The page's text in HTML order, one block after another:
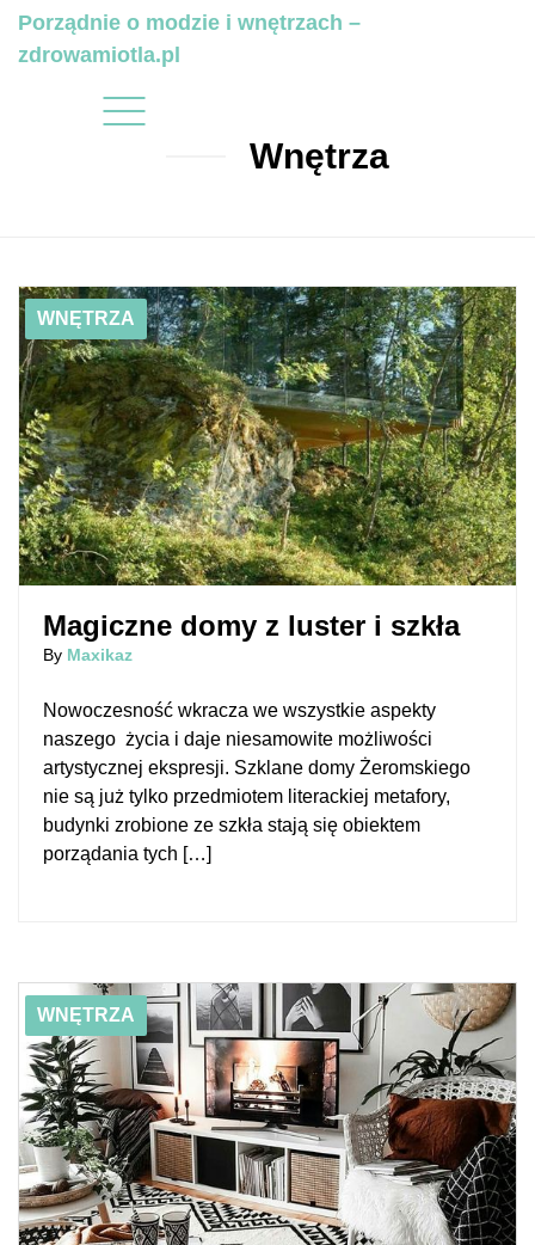
Porządnie o modzie i wnętrzach –
zdrowamiotla.pl
Wnętrza
Magiczne domy z luster i szkła
Magiczne domy z luster i szkła
01/16/2019
By Maxikaz
WNĘTRZA
Nowoczesność wkracza we wszystkie aspekty
naszego życia i daje niesamowite możliwości
artystycznej ekspresji. Szklane domy Żeromskiego
nie są już tylko przedmiotem literackiej metafory,
budynki zrobione ze szkła stają się obiektem
porządania tych […]
Styl scandi boho – inspiracje do urządzenia mieszkania
01/16/2019
WNĘTRZA